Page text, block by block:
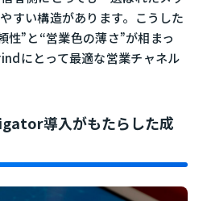
すい構造があります。こうした
”と“営業色の薄さ”が相まっ
にとって最適な営業チャネル
導入がもたらした成